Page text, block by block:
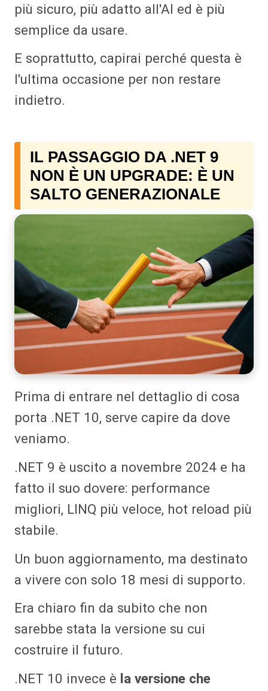
più sicuro, più adatto all'AI ed è più
semplice da usare.
E soprattutto, capirai perché questa è
l'ultima occasione per non restare
indietro.
IL PASSAGGIO DA .NET 9
NON È UN UPGRADE: È UN
SALTO GENERAZIONALE
Prima di entrare nel dettaglio di cosa
porta .NET 10, serve capire da dove
veniamo.
.NET 9 è uscito a novembre 2024 e ha
fatto il suo dovere: performance
migliori, LINQ più veloce, hot reload più
stabile.
Un buon aggiornamento, ma destinato
a vivere con solo 18 mesi di supporto.
Era chiaro fin da subito che non
sarebbe stata la versione su cui
costruire il futuro.
.NET 10 invece è la versione che